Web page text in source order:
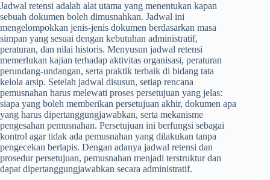
Jadwal retensi adalah alat utama yang menentukan kapan
sebuah dokumen boleh dimusnahkan. Jadwal ini
mengelompokkan jenis-jenis dokumen berdasarkan masa
simpan yang sesuai dengan kebutuhan administratif,
peraturan, dan nilai historis. Menyusun jadwal retensi
memerlukan kajian terhadap aktivitas organisasi, peraturan
perundang-undangan, serta praktik terbaik di bidang tata
kelola arsip. Setelah jadwal disusun, setiap rencana
pemusnahan harus melewati proses persetujuan yang jelas:
siapa yang boleh memberikan persetujuan akhir, dokumen apa
yang harus dipertanggungjawabkan, serta mekanisme
pengesahan pemusnahan. Persetujuan ini berfungsi sebagai
kontrol agar tidak ada pemusnahan yang dilakukan tanpa
pengecekan berlapis. Dengan adanya jadwal retensi dan
prosedur persetujuan, pemusnahan menjadi terstruktur dan
dapat dipertanggungjawabkan secara administratif.